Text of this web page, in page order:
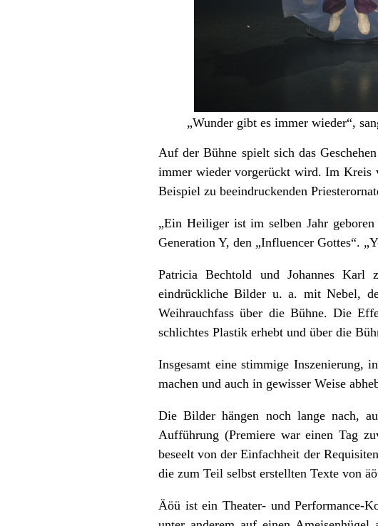
„Wunder gibt es immer wieder“,
Auf der Bühne spielt sich das
immer wieder vorgerückt wird. Im Kreis
Beispiel zu beeindruckenden
„Ein Heiliger ist im selben Jahr
Generation Y, den „Influencer Gottes“.
Patricia Bechtold und Johannes Karl
eindrückliche Bilder u. a. mit Nebel,
Weihrauchfass über die Bühne. Die
schlichtes Plastik erhebt und über die
Insgesamt eine stimmige Inszenierung,
machen und auch in gewisser Weise
Die Bilder hängen noch lange nach,
Aufführung (Premiere war einen Tag
beseelt von der Einfachheit der
die zum Teil selbst erstellten Texte von
Äöü ist ein Theater- und Performance-